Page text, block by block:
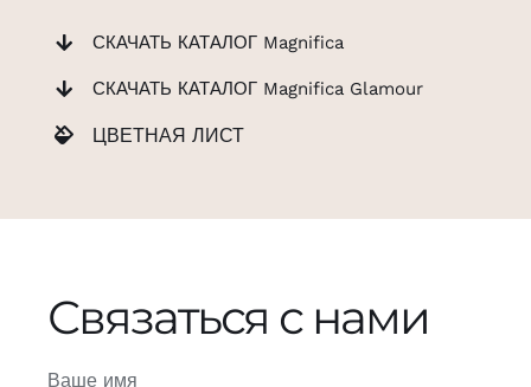
СКАЧАТЬ КАТАЛОГ Magnifica
СКАЧАТЬ КАТАЛОГ Magnifica Glamour
ЦВЕТНАЯ ЛИСТ
Связаться с нами
Ваше имя